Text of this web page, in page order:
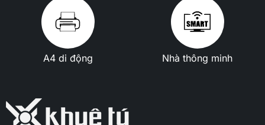
A4 di động Nhà thông minh